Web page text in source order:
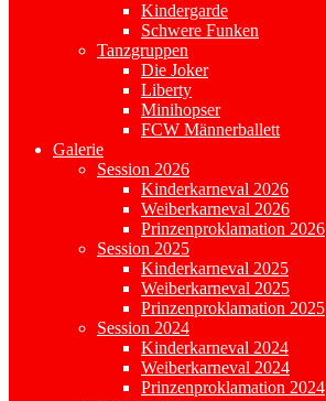
Kindergarde
Schwere Funken
Tanzgruppen
Die Joker
Liberty
Minihopser
FCW Männerballett
Galerie
Session 2026
Kinderkarneval 2026
Weiberkarneval 2026
Prinzenproklamation 2026
Session 2025
Kinderkarneval 2025
Weiberkarneval 2025
Prinzenproklamation 2025
Session 2024
Kinderkarneval 2024
Weiberkarneval 2024
Prinzenproklamation 2024